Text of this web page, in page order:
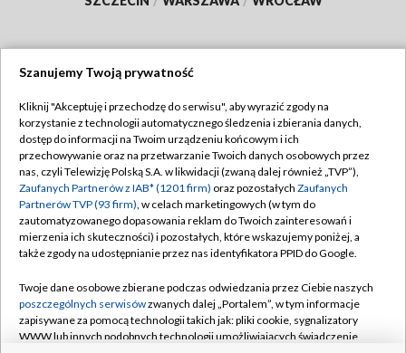
TVP
Abonament TVP
Emisja w TVP
Centrum informacji TVP
Naziemna Telewizja Cyfrowa
Rada Programowa
System NOS
Regulamin TVP
Polityka prywatności
Moje zgody
Pomoc
Kontakt
Szanujemy Twoją prywatność
Kliknij "Akceptuję i przechodzę do serwisu", aby wyrazić zgody na
korzystanie z technologii automatycznego śledzenia i zbierania danych,
dostęp do informacji na Twoim urządzeniu końcowym i ich
przechowywanie oraz na przetwarzanie Twoich danych osobowych przez
nas, czyli Telewizję Polską S.A. w likwidacji (zwaną dalej również „TVP”),
Zaufanych Partnerów z IAB* (1201 firm) oraz pozostałych Zaufanych
Partnerów TVP (93 firm), w celach marketingowych (w tym do
zautomatyzowanego dopasowania reklam do Twoich zainteresowań i
mierzenia ich skuteczności) i pozostałych, które wskazujemy poniżej, a
także zgody na udostępnianie przez nas identyfikatora PPID do Google.
Twoje dane osobowe zbierane podczas odwiedzania przez Ciebie naszych
poszczególnych serwisówzwanych dalej „Portalem”, w tym informacje
zapisywane za pomocą technologii takich jak: pliki cookie, sygnalizatory
WWW lub innych podobnych technologii umożliwiających świadczenie